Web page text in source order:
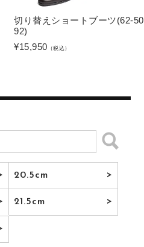
切り替えショートブーツ(62-50
92)
¥15,950 （税込）
20.5cm
21.5cm